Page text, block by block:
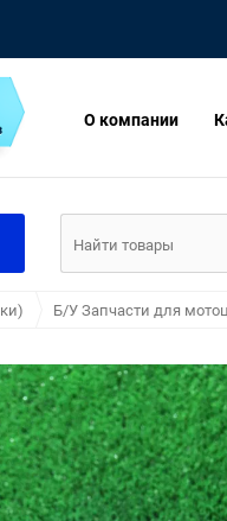
О компании
Б/У Запчасти для